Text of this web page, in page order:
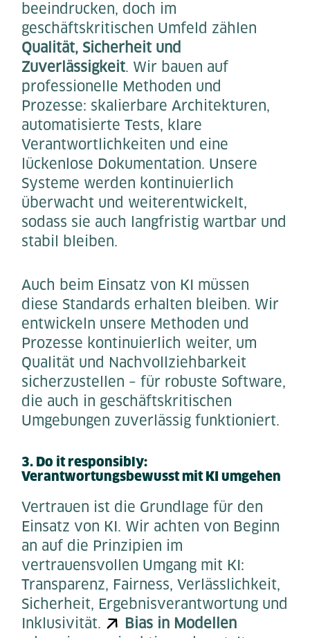
beeindrucken, doch im
geschäftskritischen Umfeld zählen
Qualität, Sicherheit und
Zuverlässigkeit. Wir bauen auf
professionelle Methoden und
Prozesse: skalierbare Architekturen,
automatisierte Tests, klare
Verantwortlichkeiten und eine
lückenlose Dokumentation. Unsere
Systeme werden kontinuierlich
überwacht und weiterentwickelt,
sodass sie auch langfristig wartbar und
stabil bleiben.
Auch beim Einsatz von KI müssen
diese Standards erhalten bleiben. Wir
entwickeln unsere Methoden und
Prozesse kontinuierlich weiter, um
Qualität und Nachvollziehbarkeit
sicherzustellen – für robuste Software,
die auch in geschäftskritischen
Umgebungen zuverlässig funktioniert.
3. Do it responsibly:
Verantwortungsbewusst mit KI umgehen
Vertrauen ist die Grundlage für den
Einsatz von KI. Wir achten von Beginn
an auf die Prinzipien im
vertrauensvollen Umgang mit KI:
Transparenz, Fairness, Verlässlichkeit,
Sicherheit, Ergebnisverantwortung und
Inklusivität.
Bias in Modellen